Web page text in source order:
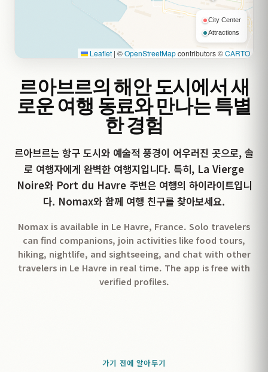
르아브르의 해안 도시에서 새
로운 여행 동료와 만나는 특별
한 경험
르아브르는 항구 도시와 예술적 풍경이 어우러진 곳으로, 솔
로 여행자에게 완벽한 여행지입니다. 특히, La Vierge
Noire와 Port du Havre 주변은 여행의 하이라이트입니
다. Nomax와 함께 여행 친구를 찾아보세요.
Nomax is available in Le Havre, France. Solo travelers
can find companions, join activities like food tours,
hiking, nightlife, and sightseeing, and chat with other
travelers in Le Havre in real time. The app is free with
verified profiles.
City Center
Attractions
Leaflet | ©OpenStreetMapcontributors ©CARTO
가기 전에 알아두기